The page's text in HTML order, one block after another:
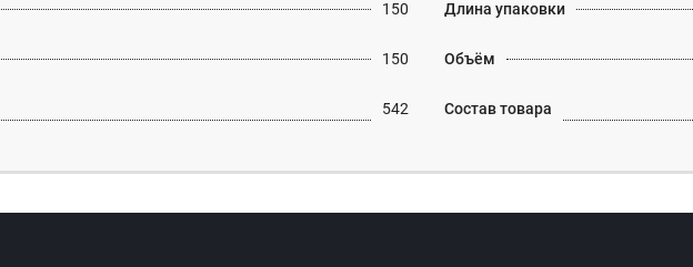
150
150
542
Длина упаковки
Объём
Состав товара